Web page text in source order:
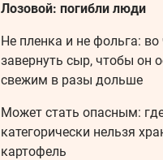
Лозовой: погибли люди
Не пленка и не фольга: во
завернуть сыр, чтобы он
свежим в разы дольше
Может стать опасным:
категорически нельзя
картофель